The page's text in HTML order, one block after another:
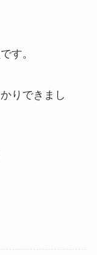
す。
りできまし